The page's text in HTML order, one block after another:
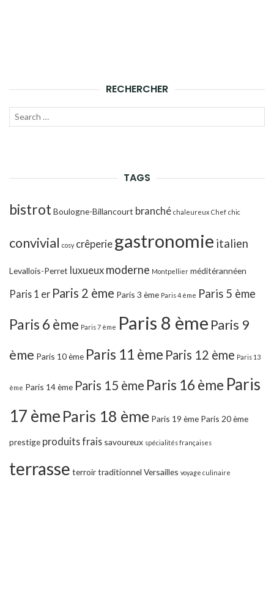
RECHERCHER
Recherche
TAGS
bistrot Boulogne-Billancourt branché chaleureux Chef chic
convivial cosy crêperie gastronomie italien
Levallois-Perret luxueux moderne Montpellier méditérannéen
Paris 1 er Paris 2 ème Paris 3 ème Paris 4 ème Paris 5 ème
Paris 6 ème Paris 7 ème Paris 8 ème Paris 9
ème Paris 10 ème Paris 11 ème Paris 12 ème Paris 13
ème Paris 14 ème Paris 15 ème Paris 16 ème Paris
17 ème Paris 18 ème Paris 19 ème Paris 20 ème
prestige produits frais savoureux spécialités françaises
terrasse terroirtraditionnel Versailles voyage culinaire